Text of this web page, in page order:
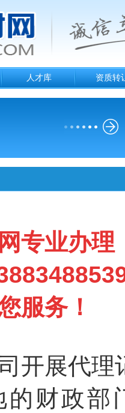
人才库 资质转
专业办
服务！
开展代
的财政部